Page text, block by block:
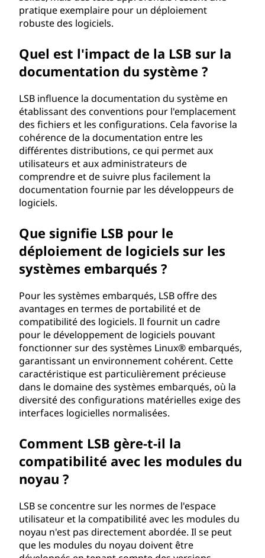
pratique exemplaire pour un déploiement
robuste des logiciels.
Quel est l'impact de la LSB sur la
documentation du système ?
LSB influence la documentation du système en
établissant des conventions pour l'emplacement
des fichiers et les configurations. Cela favorise la
cohérence de la documentation entre les
différentes distributions, ce qui permet aux
utilisateurs et aux administrateurs de
comprendre et de suivre plus facilement la
documentation fournie par les développeurs de
logiciels.
Que signifie LSB pour le
déploiement de logiciels sur les
systèmes embarqués ?
Pour les systèmes embarqués, LSB offre des
avantages en termes de portabilité et de
compatibilité des logiciels. Il fournit un cadre
pour le développement de logiciels pouvant
fonctionner sur des systèmes Linux® embarqués,
garantissant un environnement cohérent. Cette
caractéristique est particulièrement précieuse
dans le domaine des systèmes embarqués, où la
diversité des configurations matérielles exige des
interfaces logicielles normalisées.
Comment LSB gère-t-il la
compatibilité avec les modules du
noyau ?
LSB se concentre sur les normes de l'espace
utilisateur et la compatibilité avec les modules du
noyau n'est pas directement abordée. Il se peut
que les modules du noyau doivent être